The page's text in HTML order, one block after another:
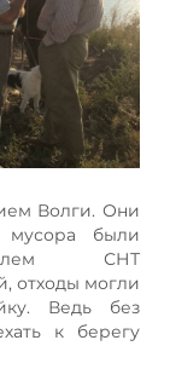
Волги. Они
мусора были
СНТ
отходы могли
Ведь без
к берегу